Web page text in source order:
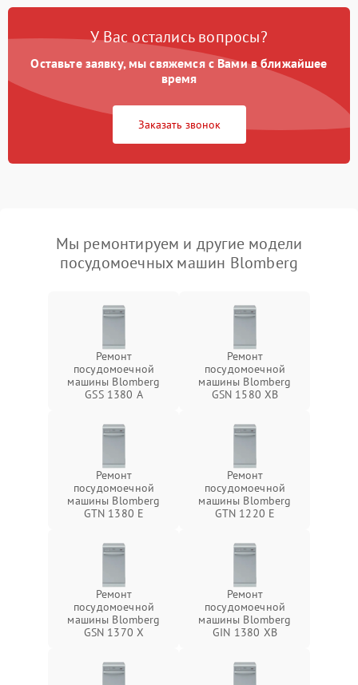
У Вас остались вопросы?
Оставьте заявку, мы свяжемся с Вами в ближайшее
время
Заказать звонок
Мы ремонтируем и другие модели
посудомоечных машин Blomberg
Ремонт
посудомоечной
машины Blomberg
GSS 1380 А
Ремонт
посудомоечной
машины Blomberg
GSN 1580 XB
Ремонт
посудомоечной
машины Blomberg
GTN 1380 E
Ремонт
посудомоечной
машины Blomberg
GTN 1220 E
Ремонт
посудомоечной
машины Blomberg
GSN 1370 X
Ремонт
посудомоечной
машины Blomberg
GIN 1380 XB